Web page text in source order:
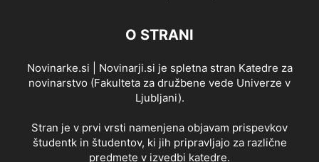
O STRANI
Novinarke.si | Novinarji.si je spletna stran Katedre za
novinarstvo (Fakulteta za družbene vede Univerze v
Ljubljani).
Stran je v prvi vrsti namenjena objavam prispevkov
študentk in študentov, ki jih pripravljajo za različne
predmete v izvedbi katedre.